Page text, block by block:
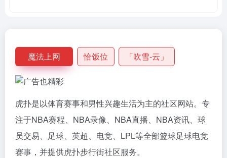
魔法上网 恰饭位 「吹雪-云」
虎扑是以体育赛事和男性兴趣生活为主的社区网站。专
注于NBA赛程、NBA录像、NBA直播、NBA资讯、球
员交易、足球、英超、电竞、LPL等全部篮球足球电竞
赛事，并提供虎扑步行街社区服务。